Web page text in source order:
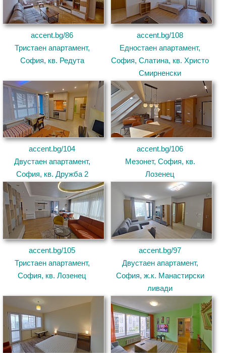
accent.bg/86
Тристаен апартамент,
София, кв. Редута
accent.bg/108
Едностаен апартамент,
София, Слатина, кв. Христо
Смирненски
accent.bg/104
Двустаен апартамент,
София, кв. Дружба 2
accent.bg/106
Мезонет, София, кв.
Лозенец
accent.bg/105
Тристаен апартамент,
София, кв. Лозенец
accent.bg/97
Двустаен апартамент,
София, ж.к. Манастирски
ливади